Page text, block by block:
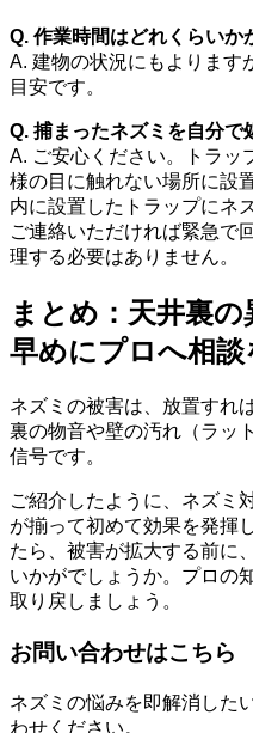
Q. 作業時間はどれくらいか
A. 建物の状況にもよります
目安です。
Q. 捕まったネズミを自分
A. ご安心ください。トラッ
様の目に触れない場所に設
内に設置したトラップにネ
ご連絡いただければ緊急で
理する必要はありません。
まとめ：天井裏の
早めにプロへ相談
ネズミの被害は、放置すれ
裏の物音や壁の汚れ（ラッ
信号です。
ご紹介したように、ネズミ
が揃って初めて効果を発揮
たら、被害が拡大する前に
いかがでしょうか。プロの
取り戻しましょう。
お問い合わせはこちら
ネズミの悩みを即解消した
わせください。